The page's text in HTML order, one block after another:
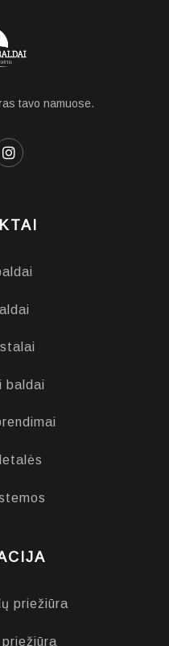
tavo namuose.
baldai
priežiūra
priežiūra